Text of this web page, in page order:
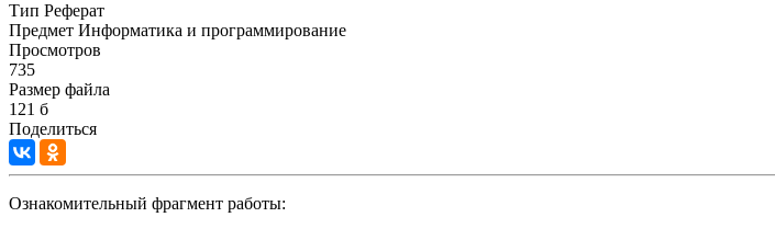
Тип Реферат
Предмет Информатика и программирование
Просмотров
735
Размер файла
121 б
Поделиться
Ознакомительный фрагмент работы: